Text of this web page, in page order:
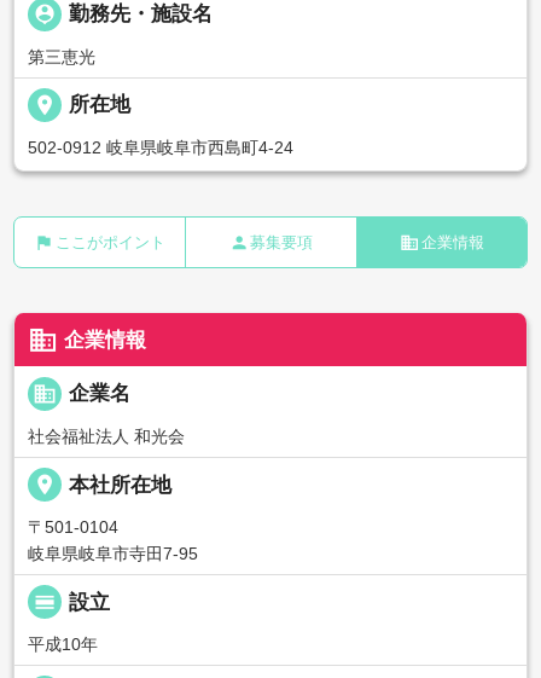
person_pin 勤務先・施設名
第三恵光
place 所在地
502-0912 岐阜県岐阜市西島町4-24
flag ここがポイント person 募集要項 business 企業情報
business 企業情報
business 企業名
社会福祉法人 和光会
place 本社所在地
〒501-0104
岐阜県岐阜市寺田7-95
calendar_view_day 設立
平成10年